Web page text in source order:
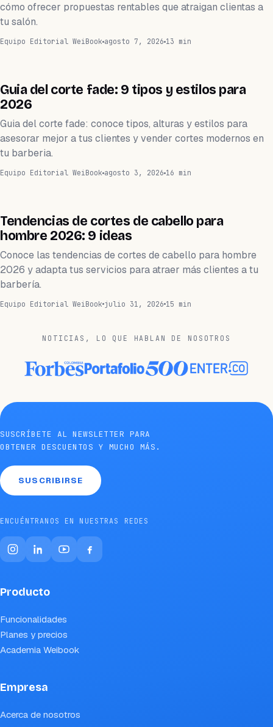
cómo ofrecer propuestas rentables que atraigan clientas a
tu salón.
Equipo Editorial WeiBook agosto 7, 2026 13 min
BELLEZA
Guia del corte fade: 9 tipos y estilos para
2026
Guia del corte fade: conoce tipos, alturas y estilos para
asesorar mejor a tus clientes y vender cortes modernos en
tu barberia.
Equipo Editorial WeiBook agosto 3, 2026 16 min
BELLEZA
Tendencias de cortes de cabello para
hombre 2026: 9 ideas
Conoce las tendencias de cortes de cabello para hombre
2026 y adapta tus servicios para atraer más clientes a tu
barbería.
Equipo Editorial WeiBook julio 31, 2026 15 min
NOTICIAS, LO QUE HABLAN DE NOSOTROS
SUSCRÍBETE AL NEWSLETTER PARA
OBTENER DESCUENTOS Y MUCHO MÁS.
SUSCRIBIRSE
ENCUÉNTRANOS EN NUESTRAS REDES
Producto
Funcionalidades
Planes y precios
Academia Weibook
Empresa
Acerca de nosotros